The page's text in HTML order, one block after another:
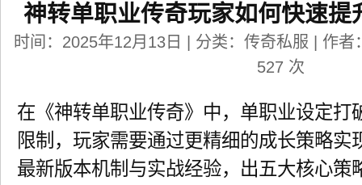
神转单职业传奇玩家如何快速提
时间：2025年12月13日 | 分类：传奇私服 | 作
527 次
在《神转单职业传奇》中，单职业设定打
限制，玩家需要通过更精细的成长策略实
最新版本机制与实战经验，出五大核心策